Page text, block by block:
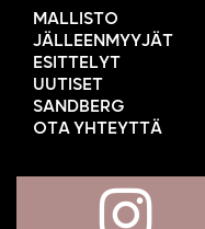
MALLISTO
JÄLLEENMYYJÄT
ESITTELYT
UUTISET
SANDBERG
OTA YHTEYTTÄ